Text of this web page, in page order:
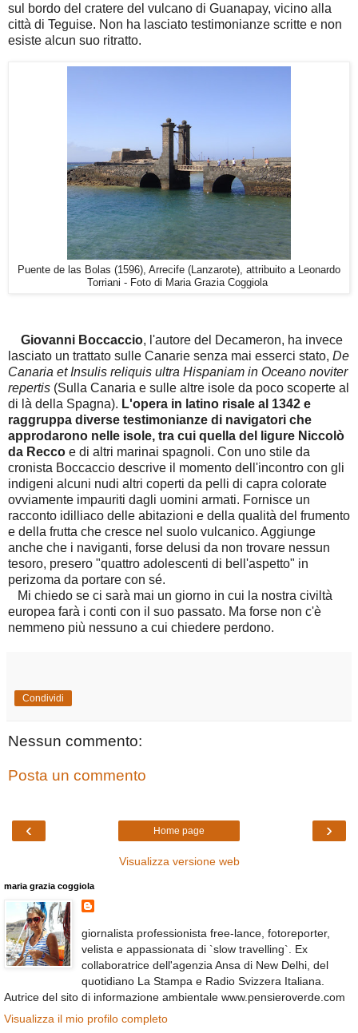
sul bordo del cratere del vulcano di Guanapay, vicino alla
città di Teguise. Non ha lasciato testimonianze scritte e non
esiste alcun suo ritratto.
Puente de las Bolas (1596), Arrecife (Lanzarote), attribuito a Leonardo
Torriani - Foto di Maria Grazia Coggiola
Giovanni Boccaccio, l'autore del Decameron, ha invece
lasciato un trattato sulle Canarie senza mai esserci stato, De
Canaria et Insulis reliquis ultra Hispaniam in Oceano noviter
repertis (Sulla Canaria e sulle altre isole da poco scoperte al
di là della Spagna). L'opera in latino risale al 1342 e
raggruppa diverse testimonianze di navigatori che
approdarono nelle isole, tra cui quella del ligure Niccolò
da Recco e di altri marinai spagnoli. Con uno stile da
cronista Boccaccio descrive il momento dell'incontro con gli
indigeni alcuni nudi altri coperti da pelli di capra colorate
ovviamente impauriti dagli uomini armati. Fornisce un
racconto idilliaco delle abitazioni e della qualità del frumento
e della frutta che cresce nel suolo vulcanico. Aggiunge
anche che i naviganti, forse delusi da non trovare nessun
tesoro, presero "quattro adolescenti di bell'aspetto" in
perizoma da portare con sé.
Mi chiedo se ci sarà mai un giorno in cui la nostra civiltà
europea farà i conti con il suo passato. Ma forse non c'è
nemmeno più nessuno a cui chiedere perdono.
Condividi
Nessun commento:
Posta un commento
‹ ›
Home page
Visualizza versione web
maria grazia coggiola
giornalista professionista free-lance, fotoreporter,
velista e appassionata di `slow travelling`. Ex
collaboratrice dell'agenzia Ansa di New Delhi, del
quotidiano La Stampa e Radio Svizzera Italiana.
Autrice del sito di informazione ambientale www.pensieroverde.com
Visualizza il mio profilo completo